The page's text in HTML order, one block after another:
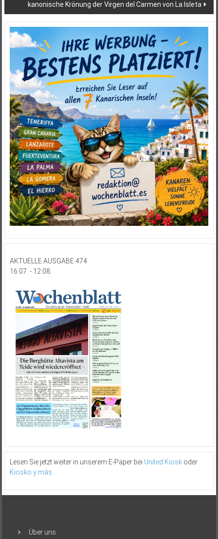
kanonische Krönung der Virgen del Carmen von La Isleta
AKTUELLE AUSGABE 474
16.07. - 12.08.
Lesen Sie jetzt weiter in unserem E-Paper bei United Kioskoder
Kiosko y más
Über uns